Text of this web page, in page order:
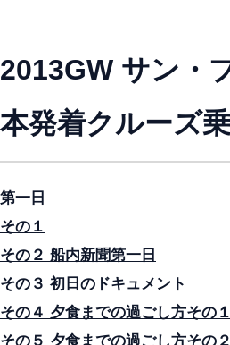
2013GW サン・
本発着クルーズ
第一日
その１
その２ 船内新聞第一日
その３ 初日のドキュメント
その４ 夕食までの過ごし方その１
その５ 夕食までの過ごし方その２